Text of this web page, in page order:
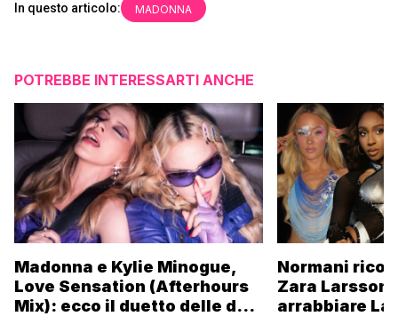
In questo articolo: MADONNA
POTREBBE INTERESSARTI ANCHE
Madonna e Kylie Minogue,
Love Sensation (Afterhours
Mix): ecco il duetto delle due
Normani
Zara Larsson
arrabbiare